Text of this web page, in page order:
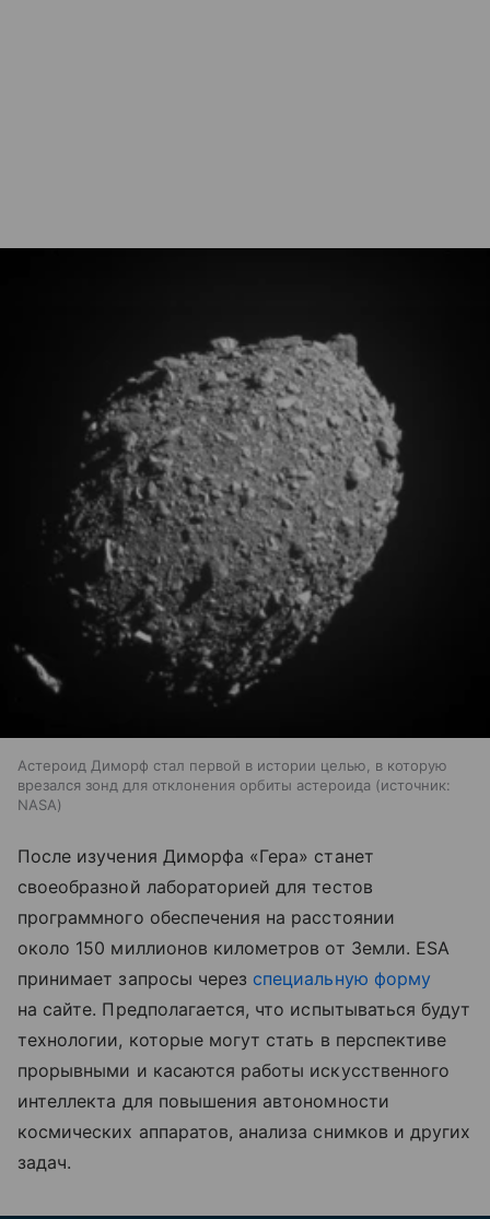
Астероид Диморф стал первой в истории целью, в которую
врезался зонд для отклонения орбиты астероида
источник:
NASA
После изучения Диморфа «Гера» станет
своеобразной лабораторией для тестов
программного обеспечения на расстоянии
около 150 миллионов километров от Земли. ESA
принимает запросы через специальную форму
на сайте. Предполагается, что испытываться будут
технологии, которые могут стать в перспективе
прорывными и касаются работы искусственного
интеллекта для повышения автономности
космических аппаратов, анализа снимков и других
задач.